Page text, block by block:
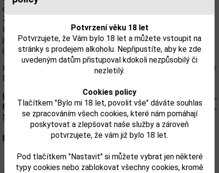
Potvrzení věku 18 let
Potvrzujete, že Vám bylo 18 let a můžete vstoupit na
stránky s prodejem alkoholu. Nepřipustíte, aby ke zde
uvedeným datům přistupoval kdokoli nezpůsobilý či
nezletilý.
Cookies policy
Tlačítkem "Bylo mi 18 let, povolit vše" dáváte souhlas
se zpracováním všech cookies, které nám pomáhají
poskytovat a zlepšovat naše služby a zároveň
potvrzujete, že vám již bylo 18 let.
Pod tlačítkem "Nastavit" si můžete vybrat jen některé
typy cookies nebo zablokovat všechny cookies, kromě
růžovou vodou, které doplňuje náznak pomerančů v pozadí
Závěr: kardamon, vanilka, pomeranč a citrónová tráva
Delikátní Hendrick’s Lunar gin je vyráběn v malých dávkách. V
jedné várce se tak neprodukuje více než 550 l tohoto ginu, a to v
jazyce ginu znamená opravdu málo.
Limitovaná edice z tajemné skříně samotné Lesley Gracie, Master
Destiller neobyčejného skotského ginu Hendrick’s.
Upozorňujeme, že tento produkt môže obsahovať alergény.
Presné zloženie a alergény sú k dispozícii na obale výrobku.
Skontrolujte prosím pred konzumáciou.
Parametry:
Obsah alkoholu obj. %: 43,4%